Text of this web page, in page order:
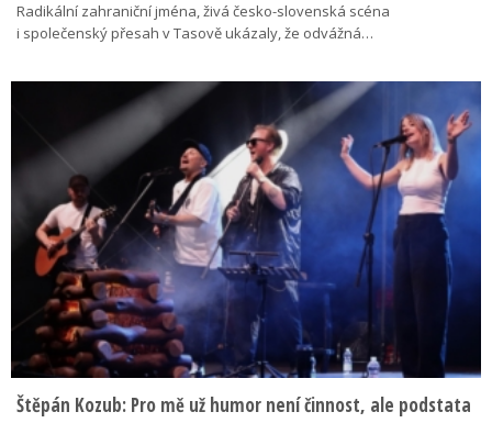
Radikální zahraniční jména, živá česko-slovenská scéna
i společenský přesah v Tasově ukázaly, že odvážná…
Štěpán Kozub: Pro mě už humor není činnost, ale podstata